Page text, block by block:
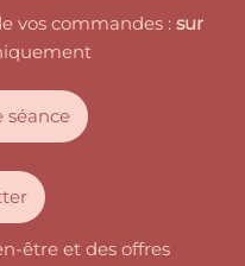
vos commandes : sur
séance
être et des offres